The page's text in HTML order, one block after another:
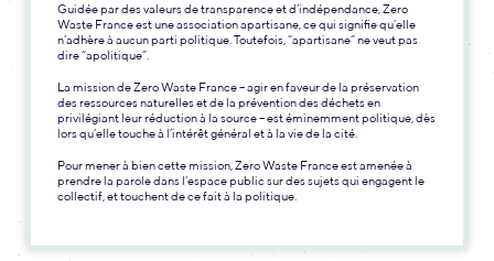
Guidée par des valeurs de transparence et d’indépendance, Zero
Waste France est une association apartisane, ce qui signifie qu’elle
n’adhère à aucun parti politique. Toutefois, “apartisane” ne veut pas
dire “apolitique”.
La mission de Zero Waste France – agir en faveur de la préservation
des ressources naturelles et de la prévention des déchets en
privilégiant leur réduction à la source – est éminemment politique, dès
lors qu’elle touche à l’intérêt général et à la vie de la cité.
Pour mener à bien cette mission, Zero Waste France est amenée à
prendre la parole dans l’espace public sur des sujets qui engagent le
collectif, et touchent de ce fait à la politique.